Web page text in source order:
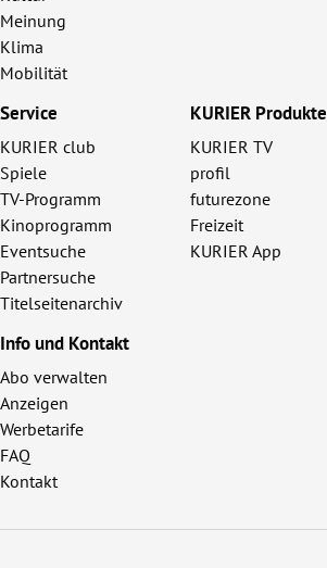
Meinung
Klima
Mobilität
Service
KURIER club
Spiele
TV-Programm
Kinoprogramm
Eventsuche
Partnersuche
Titelseitenarchiv
KURIER Produkte
KURIER TV
profil
futurezone
Freizeit
KURIER App
Info und Kontakt
Abo verwalten
Anzeigen
Werbetarife
FAQ
Kontakt